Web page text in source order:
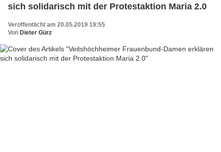
sich solidarisch mit der Protestaktion Maria 2.0
Veröffentlicht am 20.05.2019 19:55
Von Dieter Gürz